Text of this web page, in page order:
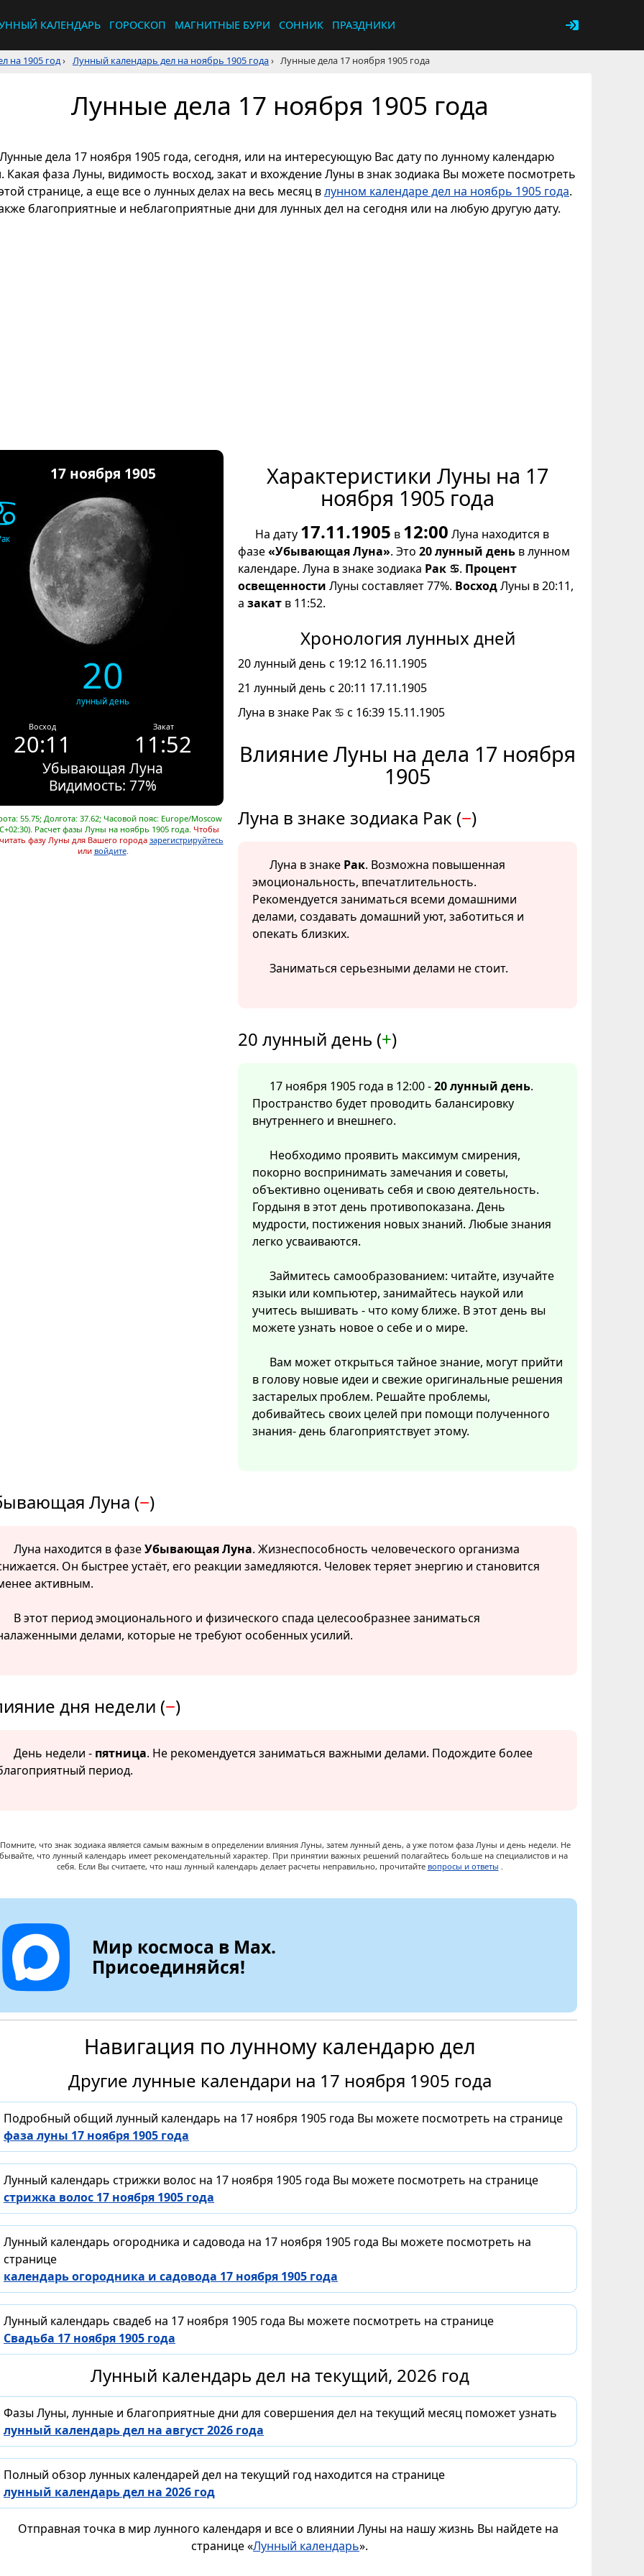
КАЛЕНДАРЬ ГОРОСКОП МАГНИТНЫЕ БУРИ СОННИК ПРАЗДНИКИ
на 1905 год› Лунный календарь дел на ноябрь 1905 года› Лунные дела 17 ноября 1905 года
Лунные дела 17 ноября 1905 года
Лунные дела 17 ноября 1905 года, сегодня, или на интересующую Вас дату по лунному календарю
Какая фаза Луны, видимость восход, закат и вхождение Луны в знак зодиака Вы можете посмотреть
странице, а еще все о лунных делах на весь месяц влунном календаре дел на ноябрь 1905 года.
благоприятные и неблагоприятные дни для лунных дел на сегодня или на любую другую дату.
17 ноября 1905
20
лунный день
Восход
20:11
Закат
11:52
Убывающая Луна
Видимость: 77%
55.75; Долгота: 37.62; Часовой пояс: Europe/Moscow
Расчет фазы Луны на ноябрь 1905 года. Чтобы
фазу Луны для Вашего города зарегистрируйтесь
или войдите.
Характеристики Луны на 17
ноября 1905 года
На дату 17.11.1905 в 12:00 Луна находится в
фазе«Убывающая Луна». Это 20 лунный день в лунном
календаре. Луна в знаке зодиака Рак ♋. Процент
освещенности Луны составляет 77%. ВосходЛуны в 20:11,
а закат в 11:52.
Хронология лунных дней
20 лунный день с 19:12 16.11.1905
21 лунный день с 20:11 17.11.1905
Луна в знаке Рак ♋ с 16:39 15.11.1905
Влияние Луны на дела 17 ноября
1905
Луна в знаке зодиака Рак (−)
Луна в знаке Рак. Возможна повышенная
эмоциональность, впечатлительность.
Рекомендуется заниматься всеми домашними
делами, создавать домашний уют, заботиться и
опекать близких.
Заниматься серьезными делами не стоит.
20 лунный день (+)
17 ноября 1905 года в 12:00 -20 лунный день.
Пространство будет проводить балансировку
внутреннего и внешнего.
Необходимо проявить максимум смирения,
покорно воспринимать замечания и советы,
объективно оценивать себя и свою деятельность.
Гордыня в этот день противопоказана. День
мудрости, постижения новых знаний. Любые знания
легко усваиваются.
Займитесь самообразованием: читайте, изучайте
языки или компьютер, занимайтесь наукой или
учитесь вышивать - что кому ближе. В этот день вы
можете узнать новое о себе и о мире.
Вам может открыться тайное знание, могут прийти
в голову новые идеи и свежие оригинальные решения
застарелых проблем. Решайте проблемы,
добивайтесь своих целей при помощи полученного
знания- день благоприятствует этому.
Луна (−)
Луна находится в фазеУбывающая Луна. Жизнеспособность человеческого организма
Он быстрее устаёт, его реакции замедляются. Человек теряет энергию и становится
активным.
В этот период эмоционального и физического спада целесообразнее заниматься
делами, которые не требуют особенных усилий.
дня недели (−)
День недели - пятница. Не рекомендуется заниматься важными делами. Подождите более
период.
Помните, что знак зодиака является самым важным в определении влияния Луны, затем лунный день, а уже потом фаза Луны и день недели. Не
что лунный календарь имеет рекомендательный характер. При принятии важных решений полагайтесь больше на специалистов и на
себя. Если Вы считаете, что наш лунный календарь делает расчеты неправильно, прочитайте вопросы и ответы .
Мир космоса в Max.
Присоединяйся!
Навигация по лунному календарю дел
Другие лунные календари на 17 ноября 1905 года
Подробный общий лунный календарь на 17 ноября 1905 года Вы можете посмотреть на странице
фаза луны 17 ноября 1905 года
Лунный календарь стрижки волос на 17 ноября 1905 года Вы можете посмотреть на странице
стрижка волос 17 ноября 1905 года
Лунный календарь огородника и садовода на 17 ноября 1905 года Вы можете посмотреть на
странице
календарь огородника и садовода 17 ноября 1905 года
Лунный календарь свадеб на 17 ноября 1905 года Вы можете посмотреть на странице
Свадьба 17 ноября 1905 года
Лунный календарь дел на текущий, 2026 год
Фазы Луны, лунные и благоприятные дни для совершения дел на текущий месяц поможет узнать
лунный календарь дел на август 2026 года
Полный обзор лунных календарей дел на текущий год находится на странице
лунный календарь дел на 2026 год
Отправная точка в мир лунного календаря и все о влиянии Луны на нашу жизнь Вы найдете на
странице «Лунный календарь».